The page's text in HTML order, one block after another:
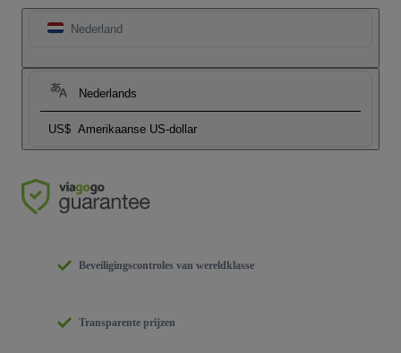
Nederland
Nederlands
US$ Amerikaanse US-dollar
Beveiligingscontroles van wereldklasse
Transparente prijzen